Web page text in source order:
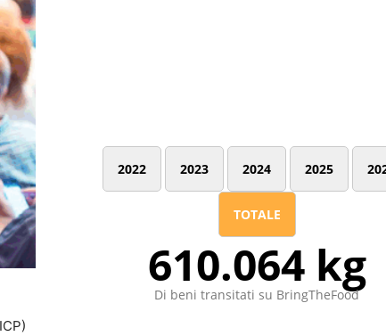
2022 2023 2024 2025
TOTALE
610.064 kg
Di beni transitati su BringTheFood